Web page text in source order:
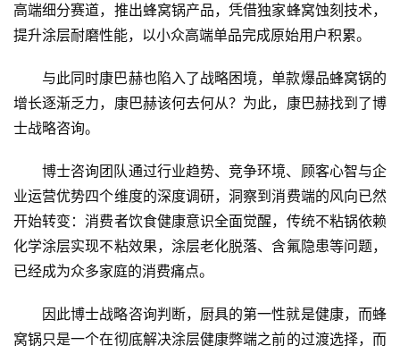
高端细分赛道，推出蜂窝锅产品，凭借独家蜂窝蚀刻技术，
提升涂层耐磨性能，以小众高端单品完成原始用户积累。
与此同时康巴赫也陷入了战略困境，单款爆品蜂窝锅的
增长逐渐乏力，康巴赫该何去何从？为此，康巴赫找到了博
士战略咨询。
博士咨询团队通过行业趋势、竞争环境、顾客心智与企
业运营优势四个维度的深度调研，洞察到消费端的风向已然
开始转变：消费者饮食健康意识全面觉醒，传统不粘锅依赖
化学涂层实现不粘效果，涂层老化脱落、含氟隐患等问题，
已经成为众多家庭的消费痛点。
因此博士战略咨询判断，厨具的第一性就是健康，而蜂
窝锅只是一个在彻底解决涂层健康弊端之前的过渡选择，而